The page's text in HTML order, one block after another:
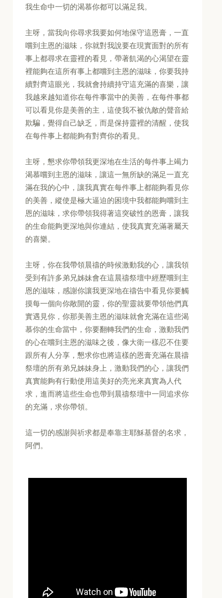
我生命中一切的渴慕你都可以滿足我。
主呀，當我向你尋求我要如何地保守這恩膏，一直
嚐到主恩的滋味，你就對我說要在現實面對的所有
事上都尋求在靈裡的看見，帶著飢渴的心渴望在靈
裡能夠在這所有事上都嚐到主恩的滋味，你要我持
續對齊這眼光，我就會持續持守這充滿的喜樂，讓
我越來越知道你在每件事當中的美善，在每件事都
可以看見你是美善的主，這使我不被仇敵的聲音給
欺騙，覺得自己缺乏，而是保持靈裡的清醒，使我
在每件事上都能夠有對齊你的看見。
主呀，懇求你帶領我更深地在生活的每件事上竭力
渴慕嚐到主恩的滋味，讓這一無所缺的滿足一直充
滿在我的心中，讓我真實在每件事上都能夠看見你
的美善，縱使是極大逼迫的困境中我都能夠嚐到主
恩的滋味，求你帶領我得著這突破性的恩膏，讓我
的生命能夠更深地與你連結，使我真實充滿著屬天
的喜樂。
主呀，你在我帶領晨禱的時候激動我的心，讓我領
受到有許多弟兄姊妹會在這晨禱祭壇中經歷嚐到主
恩的滋味，感謝你讓我更深地在禱告中看見你要觸
摸每一個向你敞開的靈，你的聖靈就要帶領他們真
實遇見你，你那美善主恩的滋味就會充滿在這些渴
慕你的生命當中，你要翻轉我們的生命，激動我們
的心在嚐到主恩的滋味之後，像大衛一樣忍不住要
跟所有人分享，懇求你也將這樣的恩膏充滿在晨禱
祭壇的所有弟兄姊妹身上，激動我們的心，讓我們
真實能夠有行動使用這美好的亮光來真實為人代
求，進而將這些生命也帶到晨禱祭壇中一同追求你
的充滿，求你帶領。
這一切的感謝與祈求都是奉靠主耶穌基督的名求，
阿們。